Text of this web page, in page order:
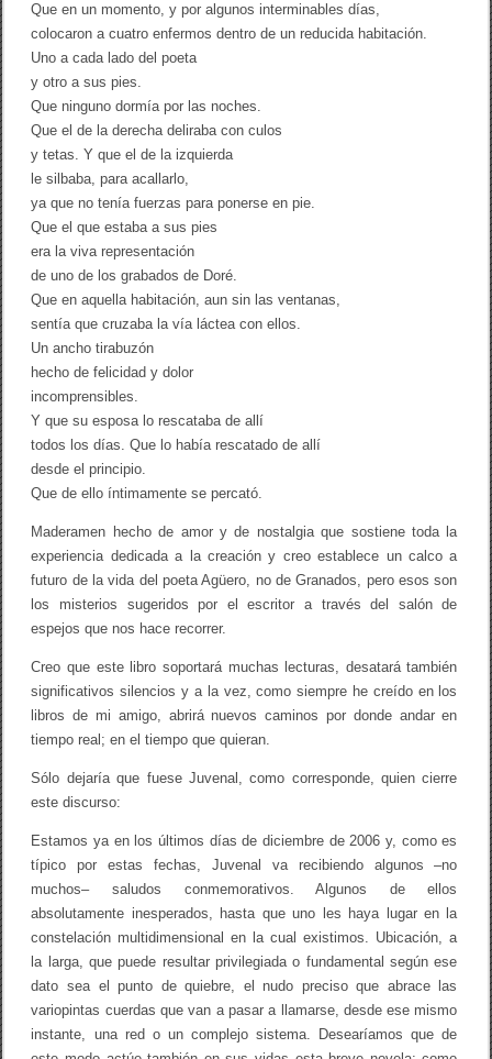
Que en un momento, y por algunos interminables días,
colocaron a cuatro enfermos dentro de un reducida habitación.
Uno a cada lado del poeta
y otro a sus pies.
Que ninguno dormía por las noches.
Que el de la derecha deliraba con culos
y tetas. Y que el de la izquierda
le silbaba, para acallarlo,
ya que no tenía fuerzas para ponerse en pie.
Que el que estaba a sus pies
era la viva representación
de uno de los grabados de Doré.
Que en aquella habitación, aun sin las ventanas,
sentía que cruzaba la vía láctea con ellos.
Un ancho tirabuzón
hecho de felicidad y dolor
incomprensibles.
Y que su esposa lo rescataba de allí
todos los días. Que lo había rescatado de allí
desde el principio.
Que de ello íntimamente se percató.
Maderamen hecho de amor y de nostalgia que sostiene toda la
experiencia dedicada a la creación y creo establece un calco a
futuro de la vida del poeta Agüero, no de Granados, pero esos son
los misterios sugeridos por el escritor a través del salón de
espejos que nos hace recorrer.
Creo que este libro soportará muchas lecturas, desatará también
significativos silencios y a la vez, como siempre he creído en los
libros de mi amigo, abrirá nuevos caminos por donde andar en
tiempo real; en el tiempo que quieran.
Sólo dejaría que fuese Juvenal, como corresponde, quien cierre
este discurso:
Estamos ya en los últimos días de diciembre de 2006 y, como es
típico por estas fechas, Juvenal va recibiendo algunos –no
muchos– saludos conmemorativos. Algunos de ellos
absolutamente inesperados, hasta que uno les haya lugar en la
constelación multidimensional en la cual existimos. Ubicación, a
la larga, que puede resultar privilegiada o fundamental según ese
dato sea el punto de quiebre, el nudo preciso que abrace las
variopintas cuerdas que van a pasar a llamarse, desde ese mismo
instante, una red o un complejo sistema. Desearíamos que de